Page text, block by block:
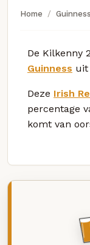
Home Guinness
De Kilkenny
Guinness uit
Deze Irish
percentage
komt van